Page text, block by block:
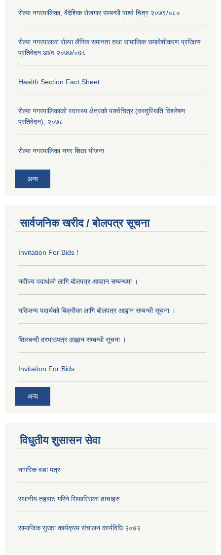
रोल्पा नगरपालिका, बैदेशिक रोजगार सम्बन्धी पार्श्व चित्र २०७९/०८०
रोल्पा नगरपालका रोल्पा लैंगिक समानता तथा सामाजिक समाबेशीकरण प्ररिक्षण
प्रतिवेदन आ/व २०७७/०७८
Health Section Fact Sheet
रोल्पा नगरपालिकाको स्वास्थ्य क्षेत्रको पार्श्वचित्र (वस्तुस्थिति विश्लेषण
प्रतिवेदन), २०७८
रोल्पा नगरपालिका नगर शिक्षा योजना
अन्य
सार्वजनिक खरीद / बोलपत्र सूचना
Invitation For Bids !
नदीज्य पदार्थको लागि बोलपत्र आव्हान सम्बन्धमा ।
नदिजन्य पदार्थको बिक्रीका लागि बोलपत्र आह्वान सम्बन्धी सूचना ।
शिलबन्दी दरभाउपत्र आह्वान सम्बन्धी सूचना ।
Invitation For Bids
अन्य
विधुतीय शुसासन सेवा
नागरिक वडा पत्र
स्थानीय तहबाट गरिने सिफारिसका ढाचाहरु
सामाजिक सुरक्षा कार्यक्रम संचालन कार्यविधि २०७२